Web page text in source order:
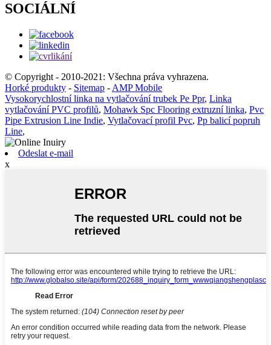
SOCIÁLNÍ
© Copyright - 2010-2021: Všechna práva vyhrazena.
Horké produkty - Sitemap - AMP Mobile
Vysokorychlostní linka na vytlačování trubek Pe Ppr, Linka
vytlačování PVC profilů, Mohawk Spc Flooring extruzní linka, Pvc
Pipe Extrusion Line Indie, Vytlačovací profil Pvc, Pp balicí popruh
Line,
Odeslat e-mail
x